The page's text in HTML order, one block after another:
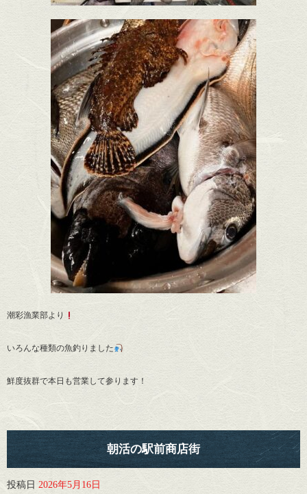
潮彩漁業部より
いろんな種類の魚釣りました
鮮度抜群で本日も営業して参ります！
朝活の駅前商店街
投稿日 2026年5月16日